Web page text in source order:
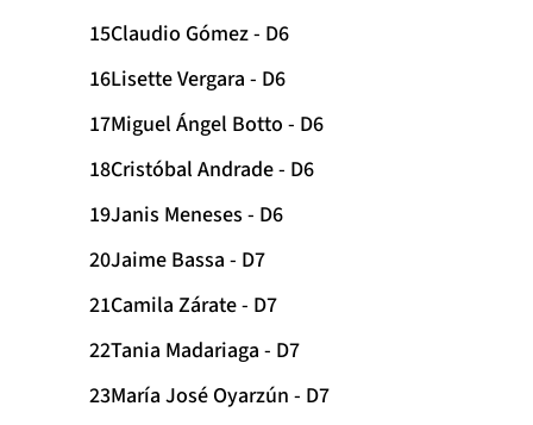
Claudio Gómez - D6
Lisette Vergara - D6
Miguel Ángel Botto - D6
Cristóbal Andrade - D6
Janis Meneses - D6
Jaime Bassa - D7
Camila Zárate - D7
Tania Madariaga - D7
María José Oyarzún - D7